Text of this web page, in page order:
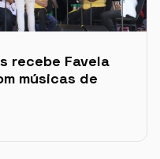
recebe Favela
músicas de